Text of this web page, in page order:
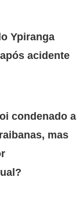
Ypiranga
acidente
condenado a
mas